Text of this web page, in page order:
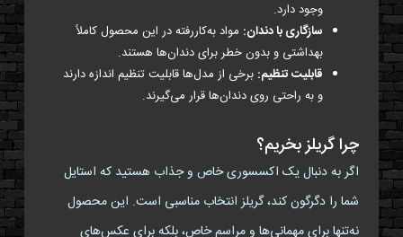
وجود دارد.
سازگاری با دندان: مواد به‌کاررفته در این محصول کاملاً
بهداشتی و بدون خطر برای دندان‌ها هستند.
قابلیت تنظیم: برخی از مدل‌ها قابلیت تنظیم اندازه دارند
و به راحتی روی دندان‌ها قرار می‌گیرند.
چرا گریلز بخریم؟
اگر به دنبال یک اکسسوری خاص و جذاب هستید که استایل
شما را دگرگون کند، گریلز انتخاب مناسبی است. این محصول
نه‌تنها برای مهمانی‌ها و مراسم خاص، بلکه برای عکس‌های